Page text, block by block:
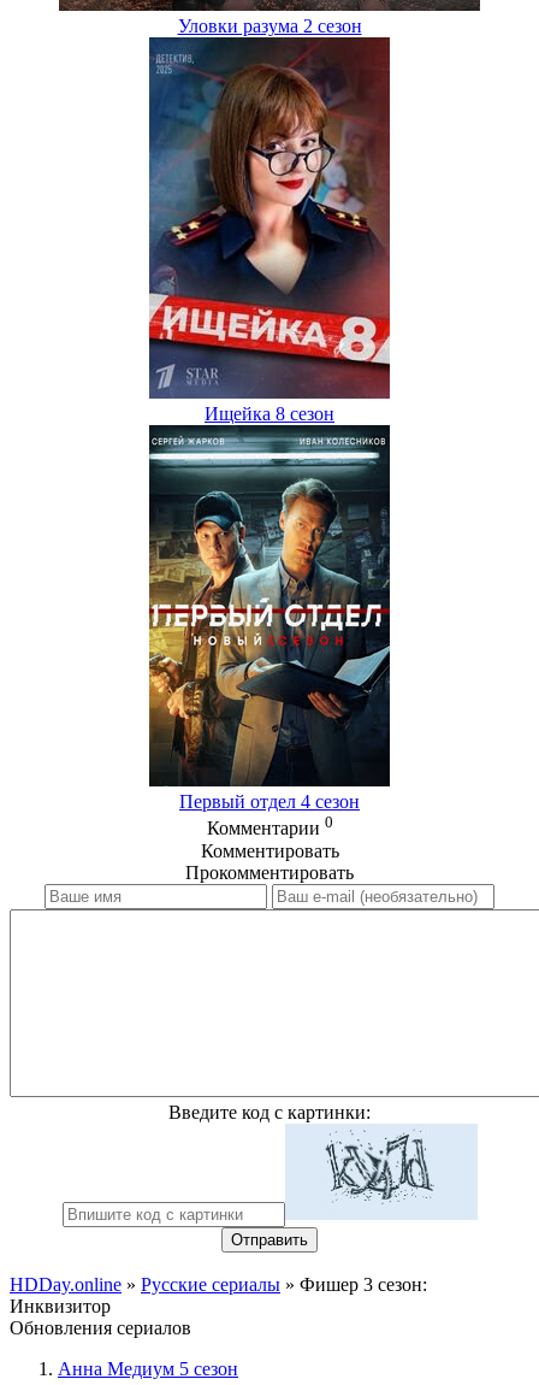
Уловки разума 2 сезон
Ищейка 8 сезон
Первый отдел 4 сезон
Комментарии 0
Комментировать
Прокомментировать
Введите код с картинки:
Отправить
HDDay.online » Русские сериалы » Фишер 3 сезон:
Инквизитор
Обновления сериалов
Анна Медиум 5 сезон